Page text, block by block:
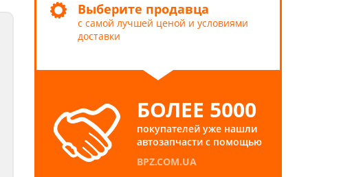
Выберите продавца
с самой лучшей ценой и условиями
доставки
БОЛЕЕ 5000
покупателей уже нашли
автозапчасти с помощью
BPZ.COM.UA